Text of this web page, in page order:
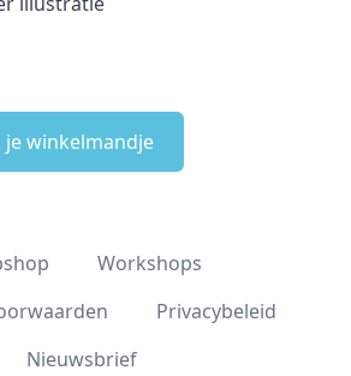
je winkelmandje
Workshops
Privacybeleid
Nieuwsbrief